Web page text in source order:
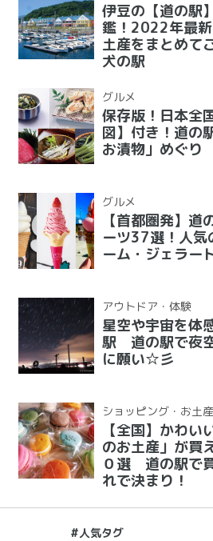
伊豆の【道の駅
鑑！2022年最
土産をまとめて
犬の駅
グルメ
保存版！日本全
図】付き！道の
お漬物」めぐり
グルメ
【首都圏発】道
ーツ37選！人気
ーム・ジェラー
アウトドア・体験
星空や宇宙を体
駅 道の駅で夜
に願い☆彡
ショッピング・お土産
【全国】かわ
のお土産」が買
０選 道の駅で
れで決まり！
#人気タグ